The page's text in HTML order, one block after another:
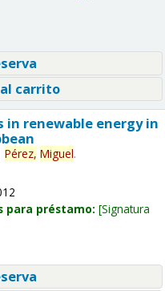
carrito
in renewable energy in
Pérez, Miguel.
para préstamo: Signatura